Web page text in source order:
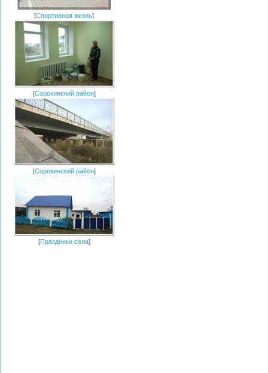
[Спортивная жизнь]
[Сорокинский район]
[Сорокинский район]
[Праздники села]